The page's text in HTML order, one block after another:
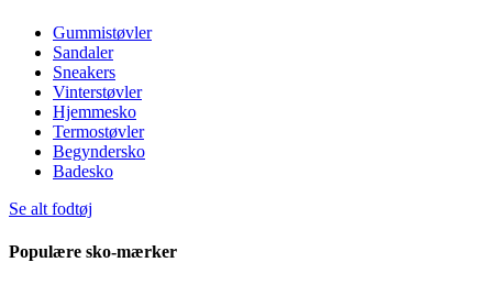
Gummistøvler
Sandaler
Sneakers
Vinterstøvler
Hjemmesko
Termostøvler
Begyndersko
Badesko
Se alt fodtøj
Populære sko-mærker